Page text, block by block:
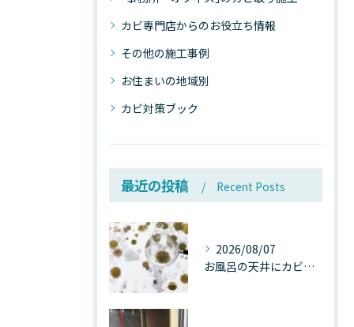
カビ専門店からのお役立ち情報
その他の施工事例
お住まいの地域別
カビ対策ブック
最近の投稿 Recent Posts
2026/08/07
お風呂の天井にカビが生えたら要注意！2026年8月の猛暑・高湿度で急増する浴室カビの原因と正しい対策